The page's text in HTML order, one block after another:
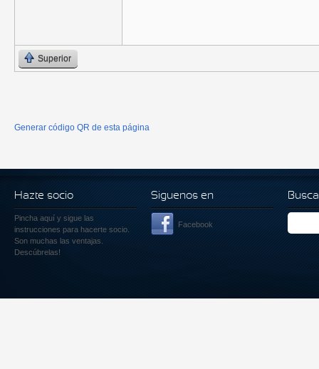
Superior
Generar código QR de esta página
Hazte socio
Pincha aquí y sigue las
instrucciones para hacerte socio.
Son muchas las ventajas.
Descúbrelas!
Siguenos en
Facebook